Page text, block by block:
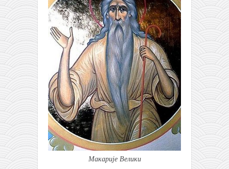
Макарије Велики